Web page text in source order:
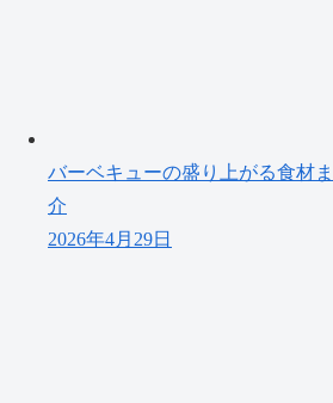
バーベキューの盛り上がる食材
介
2026年4月29日